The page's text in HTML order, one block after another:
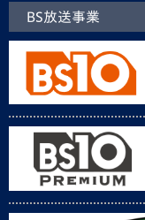
BS放送事業